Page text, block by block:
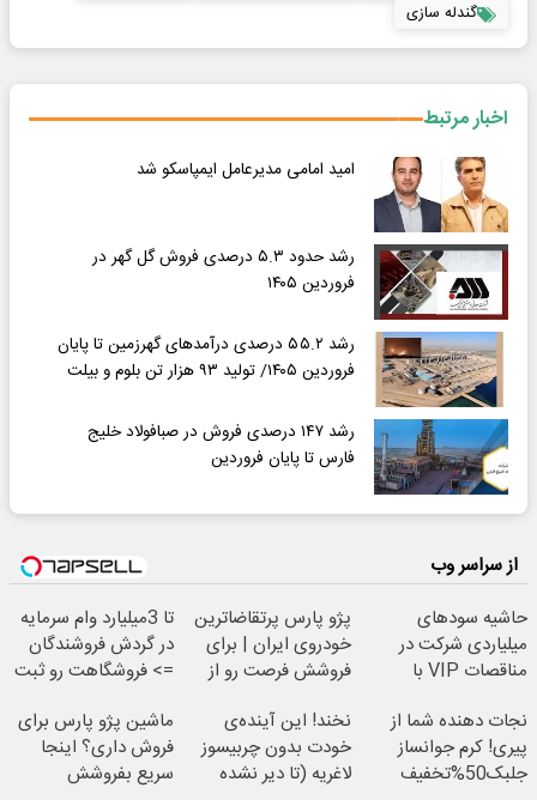
گندله سازی
اخبار مرتبط
امید امامی مدیرعامل ایمپاسکو شد
رشد حدود ۵.۳ درصدی فروش گل گهر در
فروردین ۱۴۰۵
رشد ۵۵.۲ درصدی درآمدهای گهرزمین تا پایان
فروردین ۱۴۰۵/ تولید ۹۳ هزار تن بلوم و بیلت
رشد ۱۴۷ درصدی فروش در صبافولاد خلیج
فارس تا پایان فروردین
از سراسر وب
حاشیه سودهای
میلیاردی شرکت در
مناقصات VIP با
پژو پارس پرتقاضاترین
خودروی ایران | برای
فروشش فرصت رو از
تا 3میلیارد وام سرمایه
در گردش فروشندگان
=> فروشگاهت رو ثبت
نجات دهنده شما از
پیری! کرم جوانساز
جلبک50%تخفیف
نخند! این آینده‌ی
خودت بدون چربیسوز
لاغریه (تا دیر نشده
ماشین پژو پارس برای
فروش داری؟ اینجا
سریع بفروشش